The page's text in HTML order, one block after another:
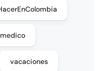
vacaciones